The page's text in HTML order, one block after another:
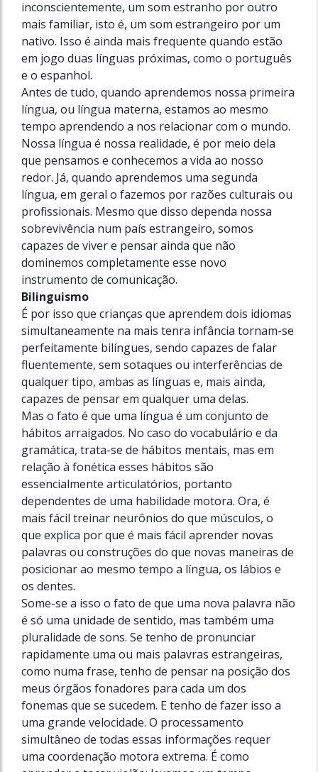
inconscientemente, um som estranho por outro
mais familiar, isto é, um som estrangeiro por um
nativo. Isso é ainda mais frequente quando estão
em jogo duas línguas próximas, como o português
e o espanhol.
Antes de tudo, quando aprendemos nossa primeira
língua, ou língua materna, estamos ao mesmo
tempo aprendendo a nos relacionar com o mundo.
Nossa língua é nossa realidade, é por meio dela
que pensamos e conhecemos a vida ao nosso
redor. Já, quando aprendemos uma segunda
língua, em geral o fazemos por razões culturais ou
profissionais. Mesmo que disso dependa nossa
sobrevivência num país estrangeiro, somos
capazes de viver e pensar ainda que não
dominemos completamente esse novo
instrumento de comunicação.
Bilinguismo
É por isso que crianças que aprendem dois idiomas
simultaneamente na mais tenra infância tornam-se
perfeitamente bilíngues, sendo capazes de falar
fluentemente, sem sotaques ou interferências de
qualquer tipo, ambas as línguas e, mais ainda,
capazes de pensar em qualquer uma delas.
Mas o fato é que uma língua é um conjunto de
hábitos arraigados. No caso do vocabulário e da
gramática, trata-se de hábitos mentais, mas em
relação à fonética esses hábitos são
essencialmente articulatórios, portanto
dependentes de uma habilidade motora. Ora, é
mais fácil treinar neurônios do que músculos, o
que explica por que é mais fácil aprender novas
palavras ou construções do que novas maneiras de
posicionar ao mesmo tempo a língua, os lábios e
os dentes.
Some-se a isso o fato de que uma nova palavra não
é só uma unidade de sentido, mas também uma
pluralidade de sons. Se tenho de pronunciar
rapidamente uma ou mais palavras estrangeiras,
como numa frase, tenho de pensar na posição dos
meus órgãos fonadores para cada um dos
fonemas que se sucedem. E tenho de fazer isso a
uma grande velocidade. O processamento
simultâneo de todas essas informações requer
uma coordenação motora extrema. É como